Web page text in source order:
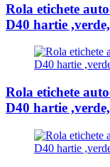
Rola etichete
D40 hartie
Rola etichete
D40 hartie